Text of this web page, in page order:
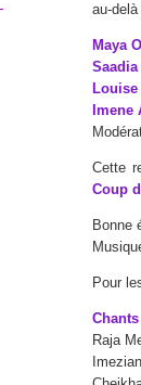
au-
Maya
Saadia
Imene
Cette
Coup
Bonne
Pour
Raja